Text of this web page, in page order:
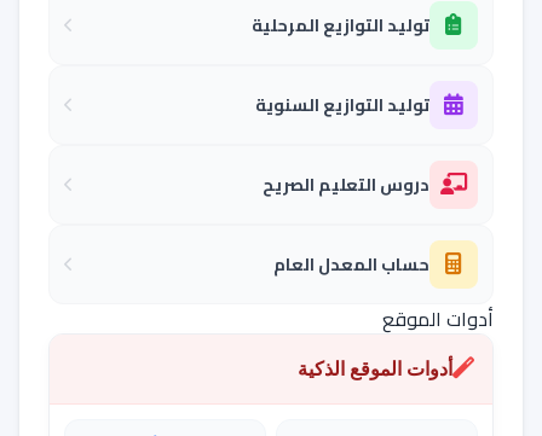
توليد التوازيع المرحلية
توليد التوازيع السنوية
دروس التعليم الصريح
حساب المعدل العام
أدوات الموقع
أدوات الموقع الذكية